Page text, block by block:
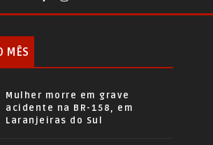
MÊS
Mulher morre em grave
acidente na BR-158, em
Laranjeiras do Sul